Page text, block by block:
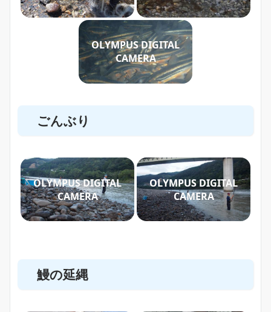
OLYMPUS DIGITAL
CAMERA
ごんぶり
OLYMPUS DIGITAL
CAMERA
OLYMPUS DIGITAL
CAMERA
鰻の延縄